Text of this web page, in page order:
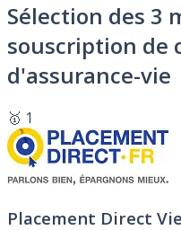
Sélection des 3
souscription de
d'assurance-vie
🥇 1
Placement Direct Vie